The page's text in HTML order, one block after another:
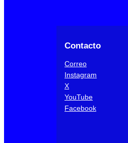
Contacto
Correo
Instagram
X
YouTube
Facebook